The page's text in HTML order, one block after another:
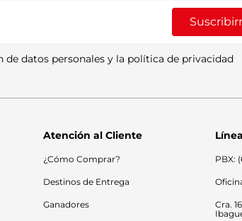
de datos personales y la política de privacidad
Atención al Cliente
¿Cómo Comprar?
Destinos de Entrega
Ganadores
PBX:
Cra.